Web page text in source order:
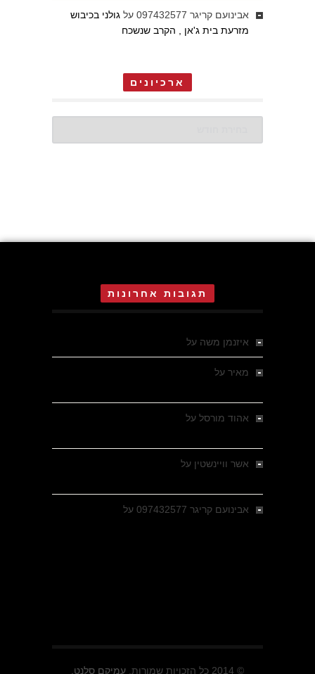
אבינועם קריגר 097432577 על גולני בכיבוש
מזרעת בית ג'אן , הקרב שנשכח
ארכיונים
תגובות אחרונות
איזנמן משה על
מאיר על
אהוד מורסל על
אשר וויינשטין על
אבינועם קריגר 097432577 על
© 2014 כל הזכויות שמורות. עמיקם סלנט.